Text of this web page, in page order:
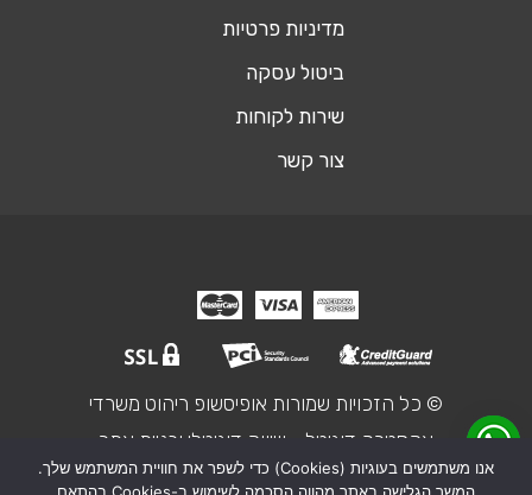
מדיניות פרטיות
ביטול עסקה
שירות לקוחות
צור קשר
© כל הזכויות שמורות אופיסשופ ריהוט משרדי
אקסטרה דיגיטל - שיווק דיגיטלי ובניית אתר
אנו משתמשים בעוגיות (Cookies) כדי לשפר את חוויית המשתמש שלך.